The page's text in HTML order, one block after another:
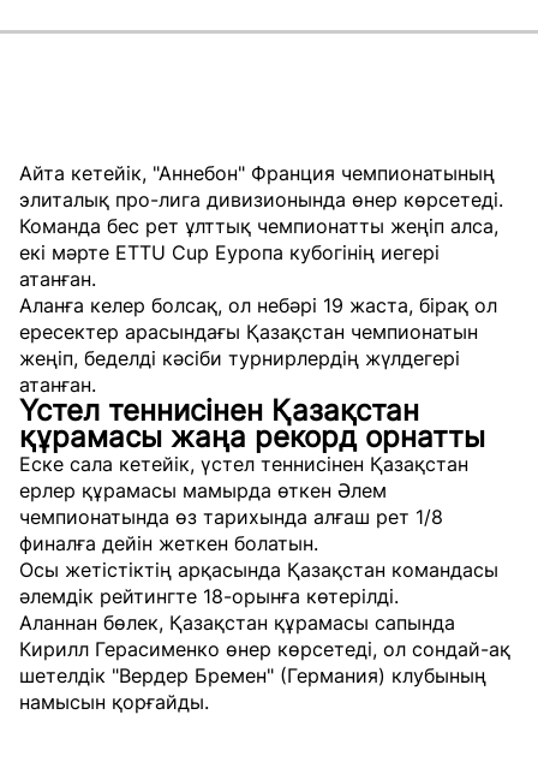
Айта кетейік, "Аннебон" Франция чемпионатының
элиталық про-лига дивизионында өнер көрсетеді.
Команда бес рет ұлттық чемпионатты жеңіп алса,
екі мәрте ETTU Cup Еуропа кубогінің иегері
атанған.
Аланға келер болсақ, ол небәрі 19 жаста, бірақ ол
ересектер арасындағы Қазақстан чемпионатын
жеңіп, беделді кәсіби турнирлердің жүлдегері
атанған.
Үстел теннисінен Қазақстан
құрамасы жаңа рекорд орнатты
Еске сала кетейік, үстел теннисінен Қазақстан
ерлер құрамасы мамырда өткен Әлем
чемпионатында өз тарихында алғаш рет 1/8
финалға дейін жеткен болатын.
Осы жетістіктің арқасында Қазақстан командасы
әлемдік рейтингте 18-орынға көтерілді.
Аланнан бөлек, Қазақстан құрамасы сапында
Кирилл Герасименко өнер көрсетеді, ол сондай-ақ
шетелдік "Вердер Бремен" (Германия) клубының
намысын қорғайды.